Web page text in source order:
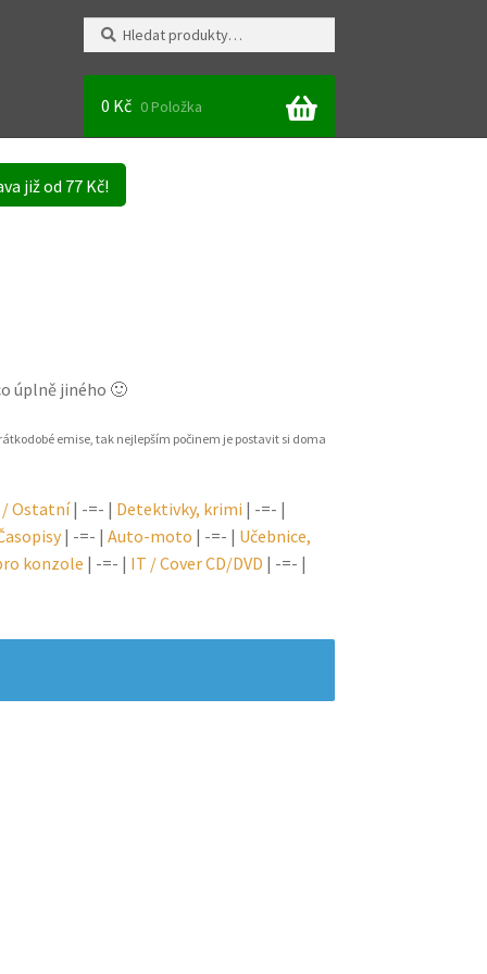
Hledat:
Hledat
0 Kč 0 Položka
již od 77 Kč!
úplně jiného 🙂
emise, tak nejlepším počinem je postavit si doma
/ Ostatní| -=- | Detektivky, krimi | -=- |
| -=- | Auto-moto | -=- | Učebnice,
konzole | -=- | IT / Cover CD/DVD | -=- |